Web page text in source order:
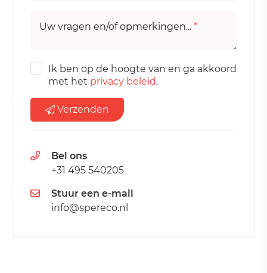
Uw vragen en/of opmerkingen... *
Ik ben op de hoogte van en ga akkoord
met het privacy beleid.
Verzenden
Bel ons
+31 495 540205
Stuur een e-mail
info@spereco.nl